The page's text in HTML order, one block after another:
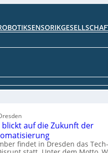
SENSORIK
auf die Zukunft der
findet in Dresden das Tech-